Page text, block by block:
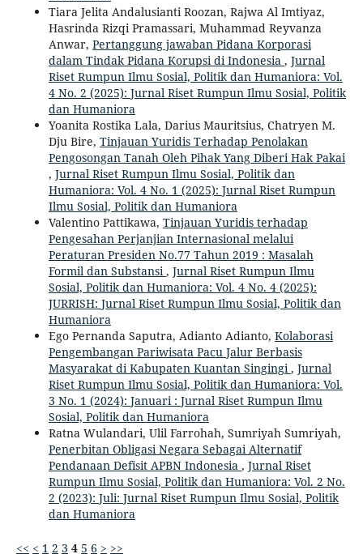
Tiara Jelita Andalusianti Roozan, Rajwa Al Imtiyaz,
Hasrinda Rizqi Pramassari, Muhammad Reyvanza
Anwar, Pertanggung jawaban Pidana Korporasi
dalam Tindak Pidana Korupsi di Indonesia , Jurnal
Riset Rumpun Ilmu Sosial, Politik dan Humaniora: Vol.
4 No. 2 (2025): Jurnal Riset Rumpun Ilmu Sosial, Politik
dan Humaniora
Yoanita Rostika Lala, Darius Mauritsius, Chatryen M.
Dju Bire, Tinjauan Yuridis Terhadap Penolakan
Pengosongan Tanah Oleh Pihak Yang Diberi Hak Pakai
, Jurnal Riset Rumpun Ilmu Sosial, Politik dan
Humaniora: Vol. 4 No. 1 (2025): Jurnal Riset Rumpun
Ilmu Sosial, Politik dan Humaniora
Valentino Pattikawa, Tinjauan Yuridis terhadap
Pengesahan Perjanjian Internasional melalui
Peraturan Presiden No.77 Tahun 2019 : Masalah
Formil dan Substansi , Jurnal Riset Rumpun Ilmu
Sosial, Politik dan Humaniora: Vol. 4 No. 4 (2025):
JURRISH: Jurnal Riset Rumpun Ilmu Sosial, Politik dan
Humaniora
Ego Pernanda Saputra, Adianto Adianto, Kolaborasi
Pengembangan Pariwisata Pacu Jalur Berbasis
Masyarakat di Kabupaten Kuantan Singingi , Jurnal
Riset Rumpun Ilmu Sosial, Politik dan Humaniora: Vol.
3 No. 1 (2024): Januari : Jurnal Riset Rumpun Ilmu
Sosial, Politik dan Humaniora
Ratna Wulandari, Ulil Farrohah, Sumriyah Sumriyah,
Penerbitan Obligasi Negara Sebagai Alternatif
Pendanaan Defisit APBN Indonesia , Jurnal Riset
Rumpun Ilmu Sosial, Politik dan Humaniora: Vol. 2 No.
2 (2023): Juli: Jurnal Riset Rumpun Ilmu Sosial, Politik
dan Humaniora
<< < 1 2 3 4 5 6 > >>